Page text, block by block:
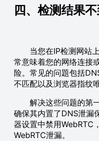
四、检测结果
当您在IP检测网站上
常意味着您的网络连接
险。常见的问題包括
不匹配以及浏览器指纹
解决这些问题的第一
确保其内置了DNS泄漏
器设置中禁用WebRTC
WebRTC泄漏。